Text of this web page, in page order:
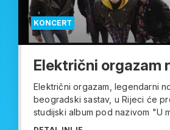
KONCERT
Električni orgazam
Električni orgazam, legendarni
beogradski sastav, u Rijeci će
studijski album pod nazivom "U